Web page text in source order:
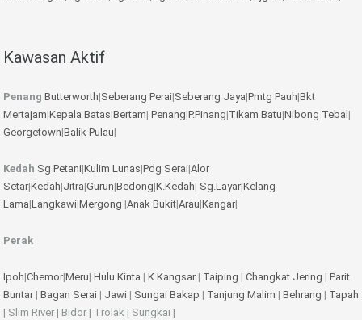
Kawasan Aktif
Penang Butterworth|Seberang Perai|Seberang Jaya|Pmtg Pauh|Bkt
Mertajam|Kepala Batas|Bertam| Penang|P.Pinang|Tikam Batu|Nibong Tebal |
Georgetown|Balik Pulau|
Kedah Sg Petani|Kulim Lunas|Pdg Serai|Alor
Setar|Kedah|Jitra|Gurun|Bedong|K.Kedah| Sg.Layar|Kelang
Lama|Langkawi|Mergong |Anak Bukit|Arau|Kangar|
Perak
Ipoh|Chemor|Meru| Hulu Kinta | K.Kangsar| Taiping | Changkat Jering | Parit
Buntar| Bagan Serai | Jawi | Sungai Bakap | Tanjung Malim | Behrang | Tapah
| Slim River | Bidor | Trolak | Sungkai |